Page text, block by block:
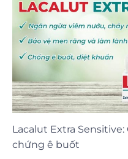
Lacalut Extra
chứng ê buốt